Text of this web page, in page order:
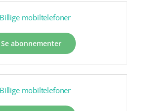
Se abonnementer